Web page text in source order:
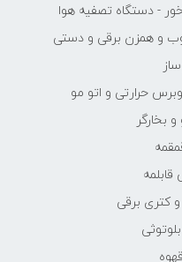
- دستگاه تصفیه هوا
و همزن برقی و دستی
حرارتی و اتو مو
و بخارگر
کتری برقی